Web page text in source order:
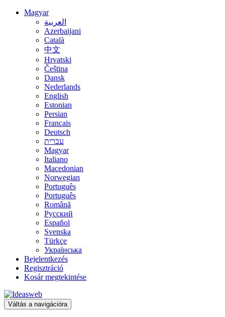
Magyar
العربية
Azerbaijani
Català
中文
Hrvatski
Čeština
Dansk
Nederlands
English
Estonian
Persian
Français
Deutsch
עברית
Magyar
Italiano
Macedonian
Norwegian
Português
Português
Română
Русский
Español
Svenska
Türkçe
Українська
Bejelentkezés
Regisztráció
Kosár megtekintése
Váltás a navigációra